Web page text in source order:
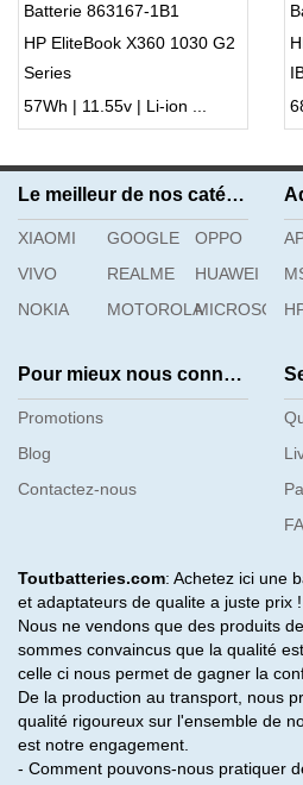
Batterie 863167-1B1
HP EliteBook X360 1030 G2
Series
57Wh | 11.55v | Li-ion ...
Le meilleur de nos catégories
XIAOMI GOOGLE
OPPO
VIVO
REALME
HUAWEI
NOKIA
MOTOROLAMICROSOFT
Pour mieux nous connaître
Promotions
Blog
Contactez-nous
Toutbatteries.com: Achetez ici une
et adaptateurs de qualite a juste prix !
Nous ne vendons que des produits
sommes convaincus que la qualité
celle ci nous permet de gagner la
De la production au transport, nous
qualité rigoureux sur l'ensemble de
est notre engagement.
- Comment pouvons-nous pratiquer